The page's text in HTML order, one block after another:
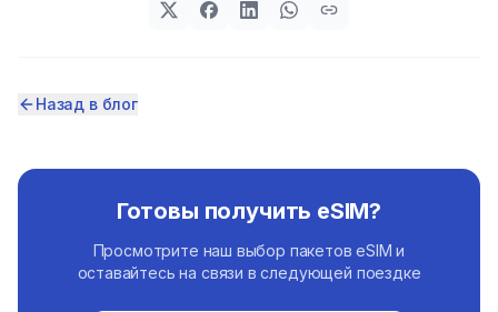
Назад в блог
Готовы получить eSIM?
Просмотрите наш выбор пакетов eSIM и
оставайтесь на связи в следующей поездке